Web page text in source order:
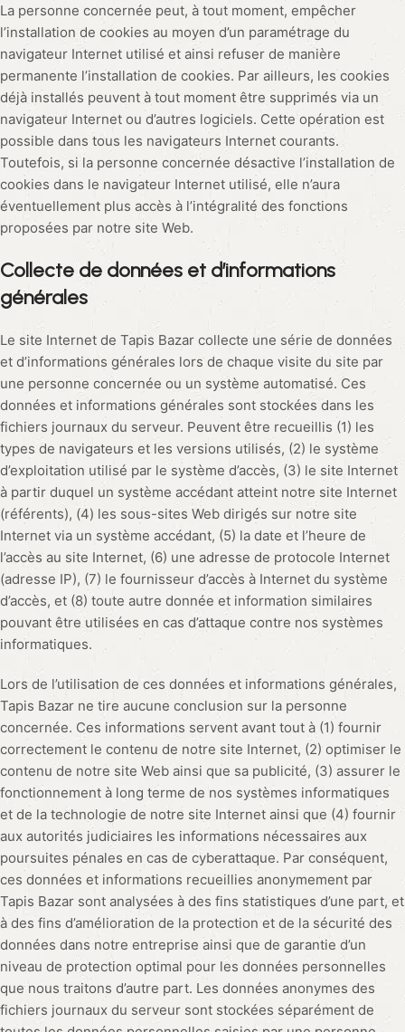
La personne concernée peut, à tout moment, empêcher
l’installation de cookies au moyen d’un paramétrage du
navigateur Internet utilisé et ainsi refuser de manière
permanente l’installation de cookies. Par ailleurs, les cookies
déjà installés peuvent à tout moment être supprimés via un
navigateur Internet ou d’autres logiciels. Cette opération est
possible dans tous les navigateurs Internet courants.
Toutefois, si la personne concernée désactive l’installation de
cookies dans le navigateur Internet utilisé, elle n’aura
éventuellement plus accès à l’intégralité des fonctions
proposées par notre site Web.
Collecte de données et d’informations
générales
Le site Internet de Tapis Bazar collecte une série de données
et d’informations générales lors de chaque visite du site par
une personne concernée ou un système automatisé. Ces
données et informations générales sont stockées dans les
fichiers journaux du serveur. Peuvent être recueillis (1) les
types de navigateurs et les versions utilisés, (2) le système
d’exploitation utilisé par le système d’accès, (3) le site Internet
à partir duquel un système accédant atteint notre site Internet
(référents), (4) les sous-sites Web dirigés sur notre site
Internet via un système accédant, (5) la date et l’heure de
l’accès au site Internet, (6) une adresse de protocole Internet
(adresse IP), (7) le fournisseur d’accès à Internet du système
d’accès, et (8) toute autre donnée et information similaires
pouvant être utilisées en cas d’attaque contre nos systèmes
informatiques.
Lors de l’utilisation de ces données et informations générales,
Tapis Bazar ne tire aucune conclusion sur la personne
concernée. Ces informations servent avant tout à (1) fournir
correctement le contenu de notre site Internet, (2) optimiser le
contenu de notre site Web ainsi que sa publicité, (3) assurer le
fonctionnement à long terme de nos systèmes informatiques
et de la technologie de notre site Internet ainsi que (4) fournir
aux autorités judiciaires les informations nécessaires aux
poursuites pénales en cas de cyberattaque. Par conséquent,
ces données et informations recueillies anonymement par
Tapis Bazar sont analysées à des fins statistiques d’une part, et
à des fins d’amélioration de la protection et de la sécurité des
données dans notre entreprise ainsi que de garantie d’un
niveau de protection optimal pour les données personnelles
que nous traitons d’autre part. Les données anonymes des
fichiers journaux du serveur sont stockées séparément de